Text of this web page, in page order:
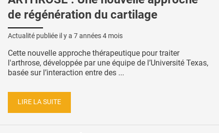
de régénération du cartilage
Actualité publiée il y a 7 années 4 mois
Cette nouvelle approche thérapeutique pour traiter
l'arthrose, développée par une équipe de l’Université Texas,
basée sur l’interaction entre des ...
LIRE LA SUITE